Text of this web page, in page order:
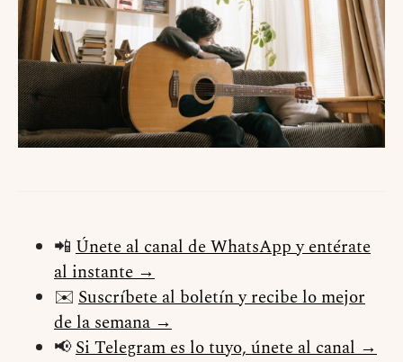
📲 Únete al canal de WhatsApp y entérate
al instante →
✉️ Suscríbete al boletín y recibe lo mejor
de la semana →
📢Si Telegram es lo tuyo, únete al canal →